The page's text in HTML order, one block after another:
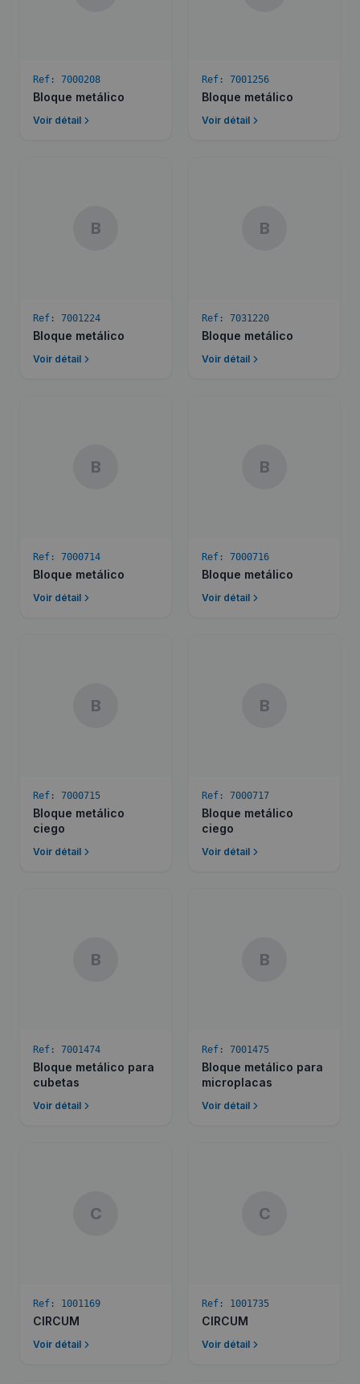
Ref: 7000208
Bloque metálico
Voir détail
Ref: 7001256
Bloque metálico
Voir détail
B
Ref: 7001224
Bloque metálico
Voir détail
B
Ref: 7031220
Bloque metálico
Voir détail
B
Ref: 7000714
Bloque metálico
Voir détail
B
Ref: 7000716
Bloque metálico
Voir détail
B
Ref: 7000715
Bloque metálico
ciego
Voir détail
B
Ref: 7000717
Bloque metálico
ciego
Voir détail
B
Ref: 7001474
Bloque metálico para
cubetas
Voir détail
B
Ref: 7001475
Bloque metálico para
microplacas
Voir détail
C
Ref: 1001169
CIRCUM
Voir détail
C
Ref: 1001735
CIRCUM
Voir détail